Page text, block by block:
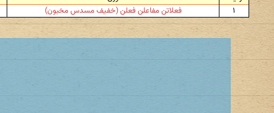
۱
فعلاتن مفاعلن فعلن (خفیف مسدس مخبون)